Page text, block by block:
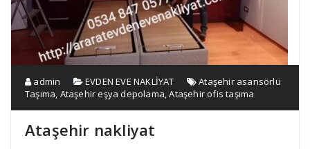
admin EVDEN EVE NAKLİYAT
Ataşehir asansörlü
Taşıma, Ataşehir eşya depolama,Ataşehir ofis taşıma
Ataşehir nakliyat